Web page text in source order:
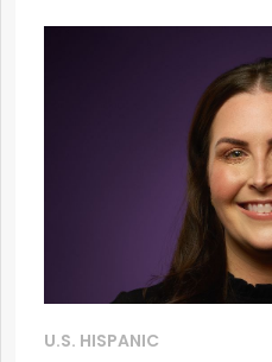
U.S. HISPANIC